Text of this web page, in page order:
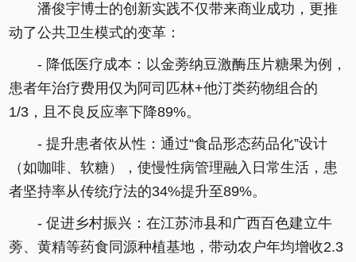
潘俊宇博士的创新实践不仅带来商业成功，更推
动了公共卫生模式的变革：
- 降低医疗成本：以金蒡纳豆激酶压片糖果为例，
患者年治疗费用仅为阿司匹林+他汀类药物组合的
1/3，且不良反应率下降89%。
- 提升患者依从性：通过“食品形态药品化”设计
（如咖啡、软糖），使慢性病管理融入日常生活，患
者坚持率从传统疗法的34%提升至89%。
- 促进乡村振兴：在江苏沛县和广西百色建立牛
蒡、黄精等药食同源种植基地，带动农户年均增收2.3